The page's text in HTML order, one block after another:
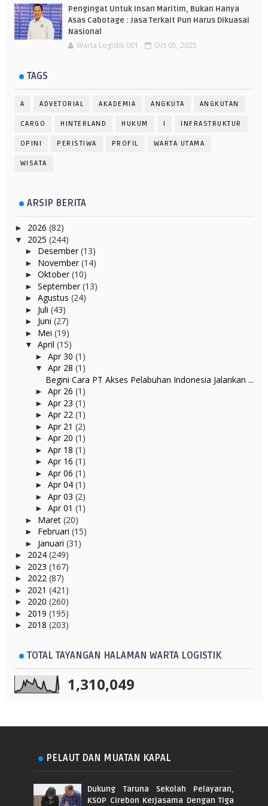
Pengingat Untuk Insan Maritim, Bukan Hanya
Asas Cabotage : Jasa Terkait Pun Harus Dikuasai
Nasional
Warta Logistik 001 Oct 05, 2025
TAGS
A ADVETORIAL AKADEMIA ANGKUTA ANGKUTAN
CARGO HINTERLAND HUKUM I INFRASTRUKTUR
OPINI PERISTIWA PROFIL WARTA UTAMA
WISATA
ARSIP BERITA
► 2026 (82)
▼ 2025 (244)
► Desember(13)
► November(14)
► Oktober(10)
► September(13)
► Agustus (24)
► Juli (43)
► Juni (27)
► Mei (19)
▼ April (15)
► Apr 30 (1)
▼ Apr 28 (1)
Begini Cara PT Akses Pelabuhan Indonesia Jalankan ...
► Apr 26 (1)
► Apr 23 (1)
► Apr 22 (1)
► Apr 21 (2)
► Apr 20 (1)
► Apr 18 (1)
► Apr 16 (1)
► Apr 06 (1)
► Apr 04 (1)
► Apr 03 (2)
► Apr 01 (1)
► Maret (20)
► Februari (15)
► Januari (31)
► 2024 (249)
► 2023 (167)
► 2022 (87)
► 2021 (421)
► 2020 (260)
► 2019 (195)
► 2018 (203)
TOTAL TAYANGAN HALAMAN WARTA LOGISTIK
1,310,049
PELAUT DAN MUATAN KAPAL
Dukung Taruna Sekolah Pelayaran,
KSOP Cirebon Kerjasama Dengan Tiga